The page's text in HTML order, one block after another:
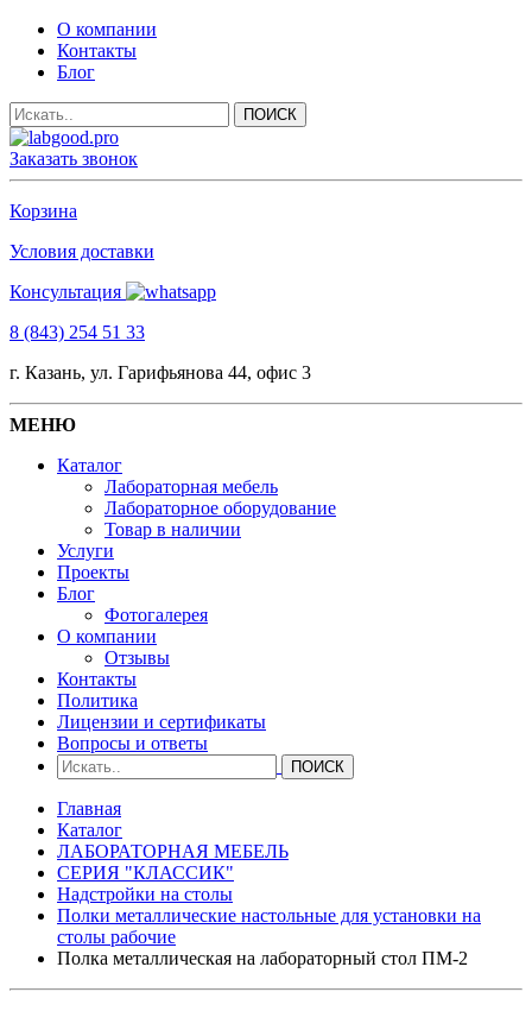
О компании
Контакты
Блог
Заказать звонок
Корзина
Условия доставки
Консультация
8 (843) 254 51 33
г. Казань, ул. Гарифьянова 44, офис 3
МЕНЮ
Каталог
Лабораторная мебель
Лабораторное оборудование
Товар в наличии
Услуги
Проекты
Блог
Фотогалерея
О компании
Отзывы
Контакты
Политика
Лицензии и сертификаты
Вопросы и ответы
Главная
Каталог
ЛАБОРАТОРНАЯ МЕБЕЛЬ
СЕРИЯ "КЛАССИК"
Надстройки на столы
Полки металлические настольные для установки на
столы рабочие
Полка металлическая на лабораторный стол ПМ-2